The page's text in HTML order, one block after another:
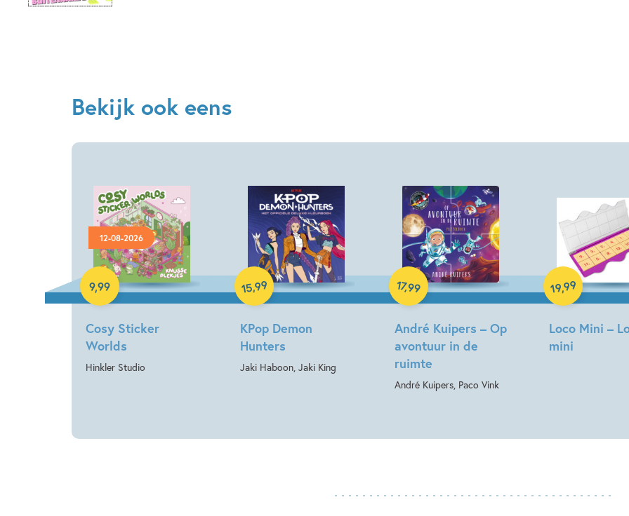
Bekijk ook eens
12-08-2026
Cosy Sticker
Worlds
Hinkler Studio
9,99
Paperback
KPop Demon
Hunters
Jaki Haboon, Jaki King
15,99
Paperback
André Kuipers – Op
avontuur in de
ruimte
André Kuipers, Paco Vink
17,99
Hardcover
Loco Mini –
mini
19,99
Spel